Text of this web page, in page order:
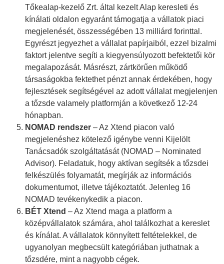
Tőkealap-kezelő Zrt. által kezelt Alap keresleti és
kínálati oldalon egyaránt támogatja a vállatok piaci
megjelenését, összességében 13 milliárd forinttal.
Egyrészt jegyezhet a vállalat papírjaiból, ezzel bizalmi
faktort jelentve segíti a kiegyensúlyozott befektetői kör
megalapozását. Másrészt, zártkörűen működő
társaságokba fektethet pénzt annak érdekében, hogy
fejlesztések segítségével az adott vállalat megjelenjen
a tőzsde valamely platformján a következő 12-24
hónapban.
NOMAD rendszer – Az Xtend piacon való
megjelenéshez kötelező igénybe venni Kijelölt
Tanácsadók szolgáltatását (NOMAD – Nominated
Advisor). Feladatuk, hogy aktívan segítsék a tőzsdei
felkészülés folyamatát, megírják az információs
dokumentumot, illetve tájékoztatót. Jelenleg 16
NOMAD tevékenykedik a piacon.
BÉT Xtend – Az Xtend maga a platform a
középvállalatok számára, ahol találkozhat a kereslet
és kínálat. A vállalatok könnyített feltételekkel, de
ugyanolyan megbecsült kategóriában juthatnak a
tőzsdére, mint a nagyobb cégek.